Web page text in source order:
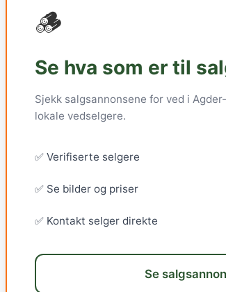
🪵
Se hva som er til
Sjekk salgsannonsene for ved i
lokale vedselgere.
✅ Verifiserte selgere
✅ Se bilder og priser
✅ Kontakt selger direkte
Se